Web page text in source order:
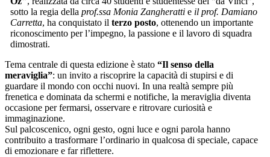
sotto la regia dellaprof.ssa Monia Zangheratti e il prof. Damiano
Carretta, ha conquistato ilterzo posto, ottenendo un importante
riconoscimento per l’impegno, la passione e il lavoro di squadra
dimostrati.
Tema centrale di questa edizione è stato “Il senso della
meraviglia”: un invito a riscoprire la capacità di stupirsi e di
guardare il mondo con occhi nuovi. In una realtà sempre più
frenetica e dominata da schermi e notifiche, la meraviglia diventa
occasione per fermarsi, osservare e ritrovare curiosità e
immaginazione.
Sul palcoscenico, ogni gesto, ogni luce e ogni parola hanno
contribuito a trasformare l’ordinario in qualcosa di speciale, capace
di emozionare e far riflettere.